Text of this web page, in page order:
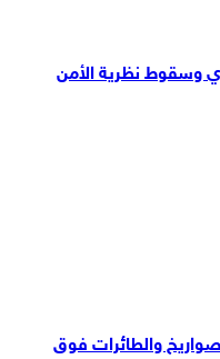
وسقوط نظرية الأمن
والطائرات فوق